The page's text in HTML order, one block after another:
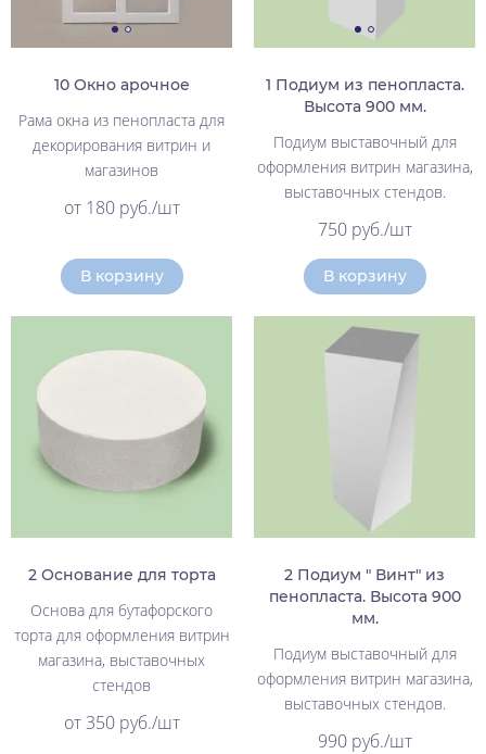
10 Окно арочное
Рама окна из пенопласта для
декорирования витрин и
магазинов
от 180 руб./шт
В корзину
1 Подиум из пенопласта.
Высота 900 мм.
Подиум выставочный для
оформления витрин магазина,
выставочных стендов.
750 руб./шт
В корзину
2 Основание для торта
Основа для бутафорского
торта для оформления витрин
магазина, выставочных
стендов
от 350 руб./шт
2 Подиум " Винт" из
пенопласта. Высота 900
мм.
Подиум выставочный для
оформления витрин магазина,
выставочных стендов.
990 руб./шт